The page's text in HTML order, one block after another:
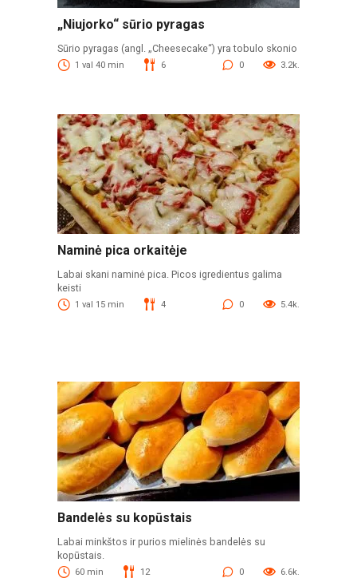
„Niujorko“ sūrio pyragas
Sūrio pyragas (angl. „Cheesecake“) yra tobulo skonio
1 val 40 min 6 0 3.2k.
Naminė pica orkaitėje
Labai skani naminė pica. Picos igredientus galima
keisti
1 val 15 min 4 0 5.4k.
Bandelės su kopūstais
Labai minkštos ir purios mielinės bandelės su
kopūstais.
60 min 12 0 6.6k.